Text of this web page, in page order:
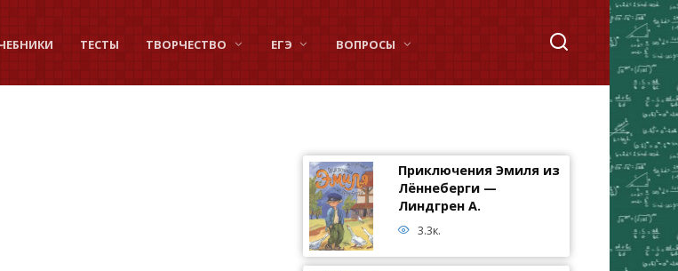
ТЕСТЫ ТВОРЧЕСТВО ЕГЭ ВОПРОСЫ
Приключения Эмиля из
Лённеберги —
Линдгрен А.
3.3к.